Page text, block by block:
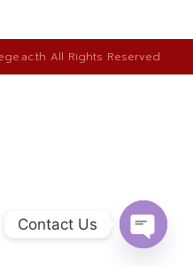
All Rights Reserved
Contact Us